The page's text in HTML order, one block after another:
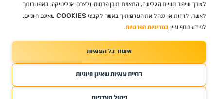
סיטרואן אופלפיג'וMG
Geelyמזדהבי ווי דיצ'רי טסלהניסאןטויוטהדאצ'יהפולקסווגןטסלה
ב מ וולקסוסאאודיסקודהיונדאירנושברולט
TradeMobile instagram
TradeMobile facebook
כל הזכויות שמורות טרייד מוביל2026
לצורך שיפור חוויית הגלישה, התאמת תוכן פרסומי ולצרכי אנליטיקה. באפשרותך
לאשר, לדחות או לנהל את העדפותיך באשר לקבצי COOKIES שאינם חיוניים.
למידע נוסף עיין במדיניות הפרטיות.
אישור כל העוגיות
דחיית עוגיות שאינן חיוניות